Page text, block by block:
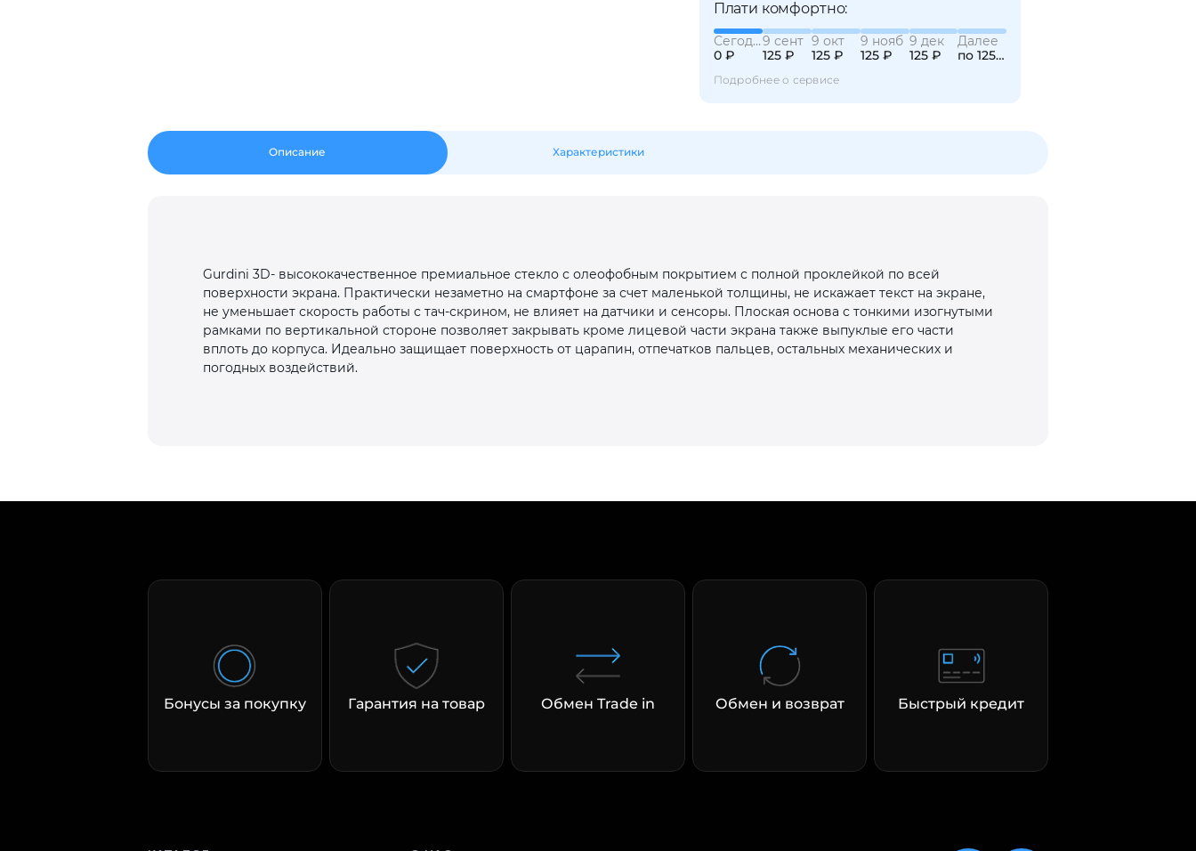
Плати комфортно:
Сегодня
0 ₽
9 сент
125 ₽
9 окт
125 ₽
9 нояб
125 ₽
9 дек
125 ₽
Далее
по 125 ₽
Подробнее о сервисе
Описание Характеристики
Gurdini 3D- высококачественное премиальное стекло с олеофобным покрытием с полной проклейкой по всей
поверхности экрана. Практически незаметно на смартфоне за счет маленькой толщины, не искажает текст на экране,
не уменьшает скорость работы с тач-скрином, не влияет на датчики и сенсоры. Плоская основа с тонкими изогнутыми
рамками по вертикальной стороне позволяет закрывать кроме лицевой части экрана также выпуклые его части
вплоть до корпуса. Идеально защищает поверхность от царапин, отпечатков пальцев, остальных механических и
погодных воздействий.
Бонусы за покупку Гарантия на товар Обмен Trade in Обмен и возврат Быстрый кредит
Подробнее
25
раз в 2
недели Остались вопросы?
8 800 302-02-51